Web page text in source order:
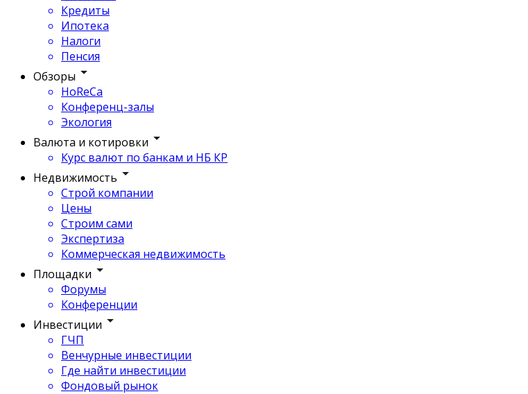
Кредиты
Ипотека
Налоги
Пенсия
Обзоры
HoReCa
Конференц-залы
Экология
Валюта и котировки
Курс валют по банкам и НБ КР
Недвижимость
Строй компании
Цены
Строим сами
Экспертиза
Коммерческая недвижимость
Площадки
Форумы
Конференции
Инвестиции
ГЧП
Венчурные инвестиции
Где найти инвестиции
Фондовый рынок